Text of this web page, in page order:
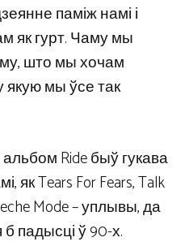
паміж намі і
як гурт. Чаму мы
што мы хочам
якую мы ўсе так
Ride быў гукава
як Tears For Fears, Talk
Mode – уплывы, да
падысці ў 90-х.